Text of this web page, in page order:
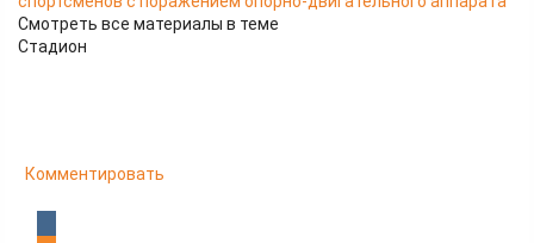
Смотреть все материалы в теме
Стадион
Комментировать